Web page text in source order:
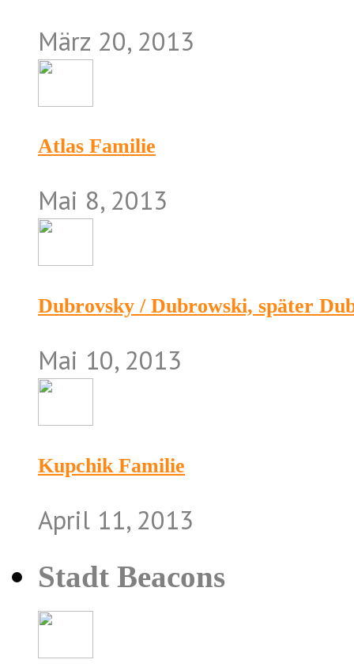
März 20, 2013
Atlas Familie
Mai 8, 2013
Dubrovsky / Dubrowski, später
Mai 10, 2013
Kupchik Familie
April 11, 2013
Stadt Beacons